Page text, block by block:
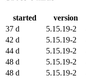
started version
37 d
5.15.19-2
42 d
5.15.19-2
44 d
5.15.19-2
48 d
5.15.19-2
48 d
5.15.19-2